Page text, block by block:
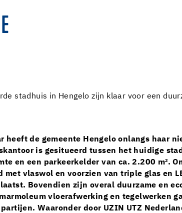
stadhuis in Hengelo zijn klaar voor een
heeft de gemeente Hengelo onlangs haar
is gesitueerd tussen het huidige
en een parkeerkelder van ca. 2.200 m².
met vlaswol en voorzien van triple glas en
Bovendien zijn overal duurzame en
vloerafwerking en tegelwerken
Waaronder door UZIN UTZ